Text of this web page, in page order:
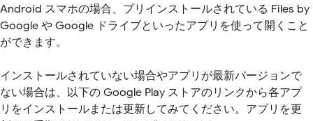
Android スマホの場合、プリインストールされている Files by
Google や Google ドライブといったアプリを使って開くこと
ができます。
インストールされていない場合やアプリが最新バージョンで
ない場合は、以下の Google Play ストアのリンクから各アプ
リをインストールまたは更新してみてください。アプリを更